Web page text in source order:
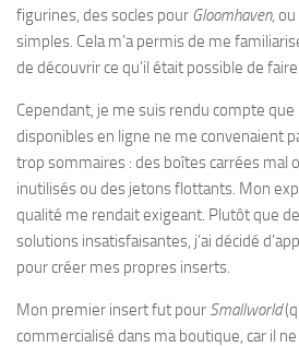
figurines, des socles pour Gloomhaven,
simples. Cela m’a permis de me
de découvrir ce qu’il était possible de faire.
Cependant, je me suis rendu compte
disponibles en ligne ne me convenaient
trop sommaires : des boîtes carrées mal
inutilisés ou des jetons flottants. Mon
qualité me rendait exigeant. Plutôt que
solutions insatisfaisantes, j’ai décidé
pour créer mes propres inserts.
Mon premier insert fut pour Smallworld
commercialisé dans ma boutique, car il